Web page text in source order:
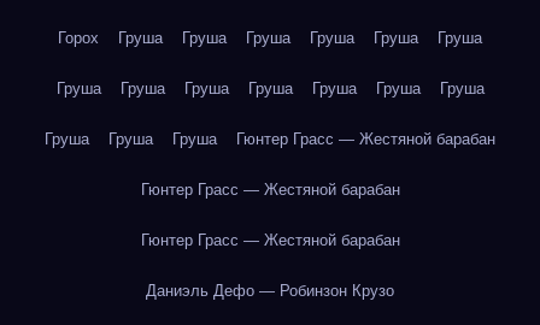
Горох Груша Груша Груша Груша Груша Груша
Груша Груша Груша Груша Груша Груша Груша
Груша Груша Груша Гюнтер Грасс — Жестяной барабан
Гюнтер Грасс — Жестяной барабан
Гюнтер Грасс — Жестяной барабан
Даниэль Дефо — Робинзон Крузо